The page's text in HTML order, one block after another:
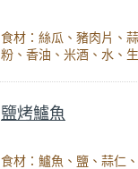
食材：絲瓜、豬肉片、
粉、香油、米酒、水、
鹽烤鱸魚
食材：鱸魚、鹽、蒜仁